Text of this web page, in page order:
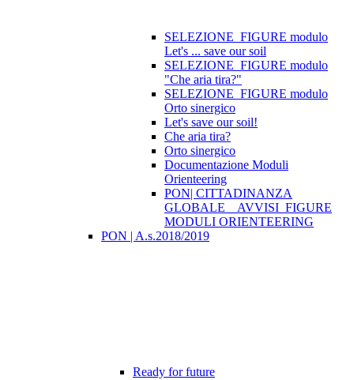
SELEZIONE_FIGURE modulo
Let's ... save our soil
SELEZIONE_FIGURE modulo
"Che aria tira?"
SELEZIONE_FIGURE modulo
Orto sinergico
Let's save our soil!
Che aria tira?
Orto sinergico
Documentazione Moduli
Orienteering
PON| CITTADINANZA
GLOBALE _ AVVISI_FIGURE
MODULI ORIENTEERING
PON | A.s.2018/2019
Ready for future